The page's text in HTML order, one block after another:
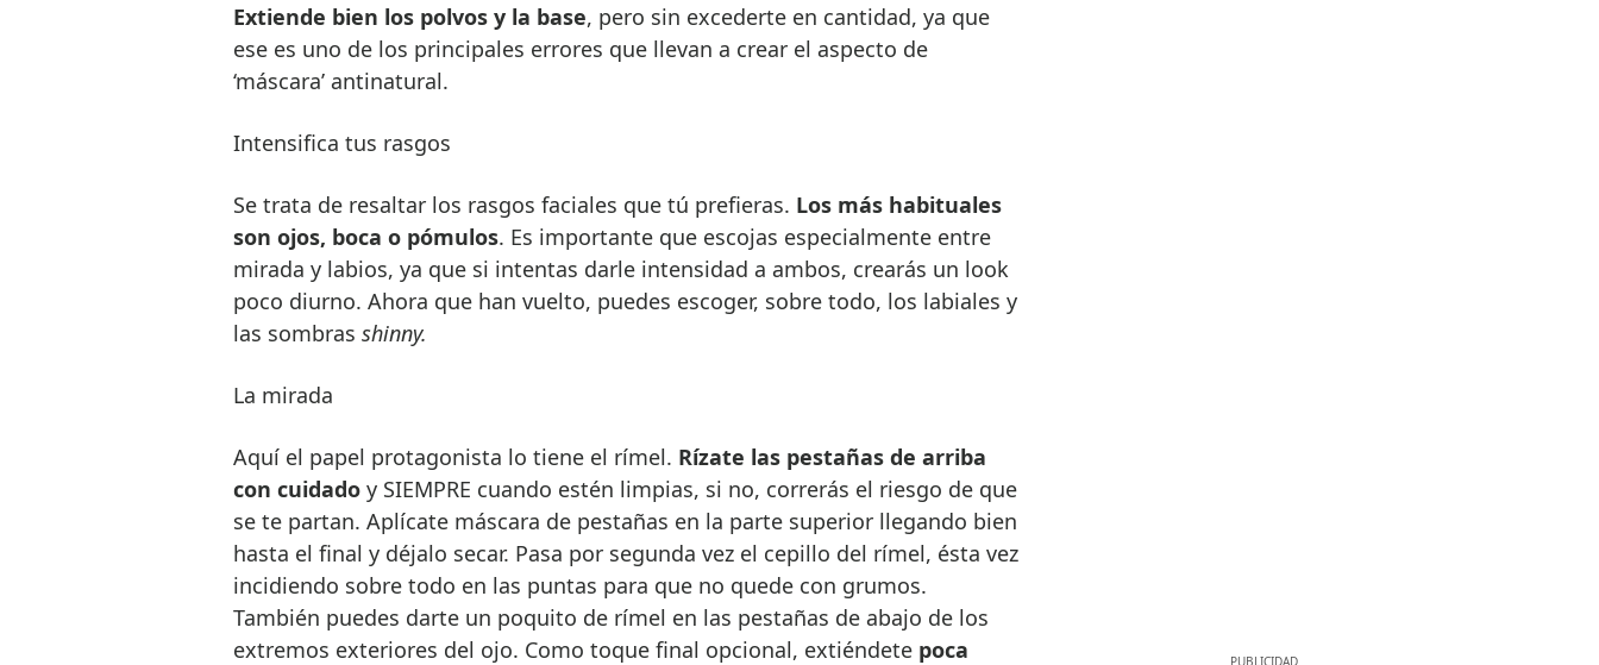
Extiende bien los polvos y la base, pero sin excederte en cantidad, ya que
ese es uno de los principales errores que llevan a crear el aspecto de
‘máscara’ antinatural.
Intensifica tus rasgos
Se trata de resaltar los rasgos faciales que tú prefieras. Los más habituales
son ojos, boca o pómulos. Es importante que escojas especialmente entre
mirada y labios, ya que si intentas darle intensidad a ambos, crearás un look
poco diurno. Ahora que han vuelto, puedes escoger, sobre todo, los labiales y
las sombras shinny.
La mirada
Aquí el papel protagonista lo tiene el rímel. Rízate las pestañas de arriba
con cuidado y SIEMPRE cuando estén limpias, si no, correrás el riesgo de que
se te partan. Aplícate máscara de pestañas en la parte superior llegando bien
hasta el final y déjalo secar. Pasa por segunda vez el cepillo del rímel, ésta vez
incidiendo sobre todo en las puntas para que no quede con grumos.
También puedes darte un poquito de rímel en las pestañas de abajo de los
extremos exteriores del ojo. Como toque final opcional, extiéndete poca